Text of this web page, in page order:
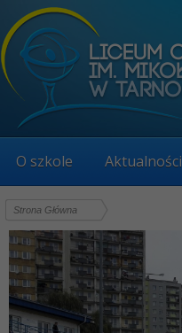
O szkole Aktualności
Strona Główna